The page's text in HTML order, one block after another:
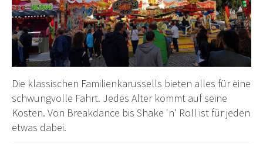
Die klassischen Familienkarussells bieten alles für eine
schwungvolle Fahrt. Jedes Alter kommt auf seine
Kosten. Von Breakdance bis Shake 'n' Roll ist für jeden
etwas dabei.